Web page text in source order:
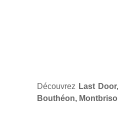
Découvrez Last Door,
Bouthéon,